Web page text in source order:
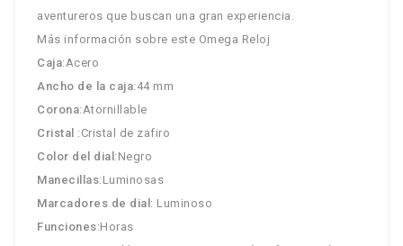
aventureros que buscan una gran experiencia.
Más información sobre este Omega Reloj
Caja:Acero
Ancho de la caja:44 mm
Corona:Atornillable
Cristal :Cristal de zafiro
Color del dial :Negro
Manecillas:Luminosas
Marcadores de dial : Luminoso
Funciones:Horas